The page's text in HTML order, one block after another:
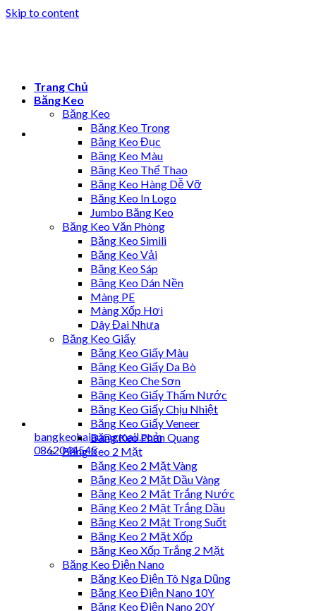
Skip to content
bangkeohaiau@gmail.com
0862044545
Trang Chủ
Băng Keo
Băng Keo
Băng Keo Trong
Băng Keo Đục
Băng Keo Màu
Băng Keo Thể Thao
Băng Keo Hàng Dễ Vỡ
Băng Keo In Logo
Jumbo Băng Keo
Băng Keo Văn Phòng
Băng Keo Simili
Băng Keo Vải
Băng Keo Sáp
Băng Keo Dán Nền
Màng PE
Màng Xốp Hơi
Dây Đai Nhựa
Băng Keo Giấy
Băng Keo Giấy Màu
Băng Keo Giấy Da Bò
Băng Keo Che Sơn
Băng Keo Giấy Thấm Nước
Băng Keo Giấy Chịu Nhiệt
Băng Keo Giấy Veneer
Băng Keo Phản Quang
Băng Keo 2 Mặt
Băng Keo 2 Mặt Vàng
Băng Keo 2 Mặt Dầu Vàng
Băng Keo 2 Mặt Trắng Nước
Băng Keo 2 Mặt Trắng Dầu
Băng Keo 2 Mặt Trong Suốt
Băng Keo 2 Mặt Xốp
Băng Keo Xốp Trắng 2 Mặt
Băng Keo Điện Nano
Băng Keo Điện Tô Nga Dũng
Băng Keo Điện Nano 10Y
Băng Keo Điện Nano 20Y